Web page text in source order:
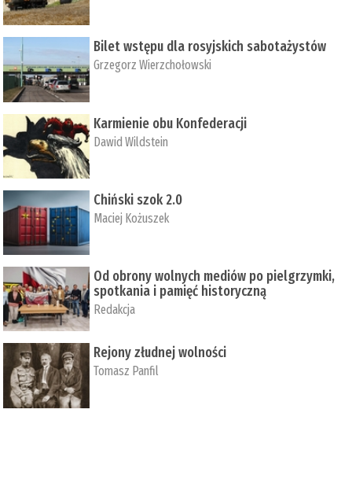
Bilet wstępu dla rosyjskich sabotażystów
Grzegorz Wierzchołowski
Karmienie obu Konfederacji
Dawid Wildstein
Chiński szok 2.0
Maciej Kożuszek
Od obrony wolnych mediów po pielgrzymki,
spotkania i pamięć historyczną
Redakcja
Rejony złudnej wolności
Tomasz Panfil